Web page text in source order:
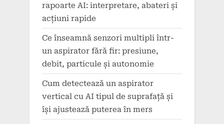
rapoarte AI: interpretare, abateri și
acțiuni rapide
Ce înseamnă senzori multipli într-
un aspirator fără fir: presiune,
debit, particule și autonomie
Cum detectează un aspirator
vertical cu AI tipul de suprafață și
își ajustează puterea în mers